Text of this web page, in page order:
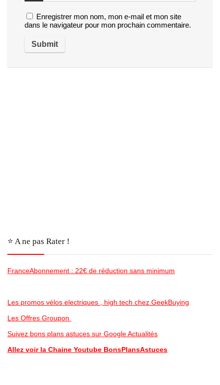
Enregistrer mon nom, mon e-mail et mon site
dans le navigateur pour mon prochain commentaire.
⭐️ A ne pas Rater !
FranceAbonnement : 22€ de réduction sans minimum
Les promos vélos electriques , high tech chez GeekBuying
Les Offres Groupon
Suivez bons plans astuces sur Google Actualités
Allez voir la Chaine Youtube BonsPlansAstuces